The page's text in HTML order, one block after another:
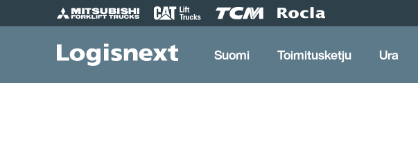
to
Suomi Toimitusketju Ura